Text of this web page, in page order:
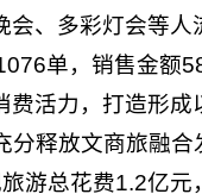
、多彩灯会等人
单，销售金额
活力，打造形
释放文商旅融合
游总花费1.2亿